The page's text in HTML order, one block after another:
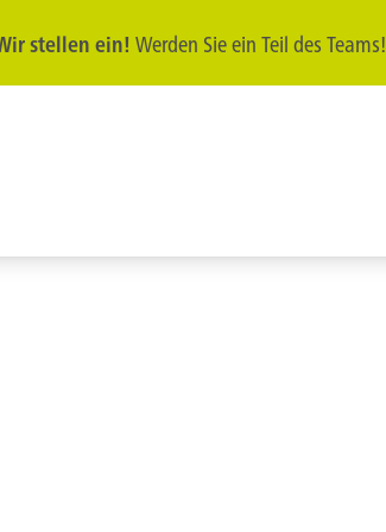
stellen ein! Werden Sie ein Teil des Teams!